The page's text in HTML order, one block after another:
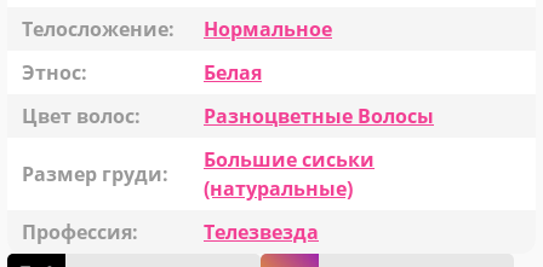
Телосложение:
Нормальное
Этнос:
Белая
Цвет волос:
Разноцветные Волосы
Размер груди:
Большие сиськи
(натуральные)
Профессия:
Телезвезда